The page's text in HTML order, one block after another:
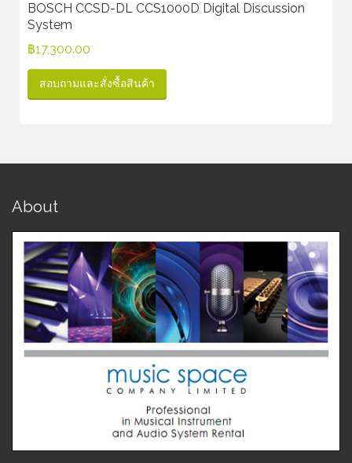
BOSCH CCSD-DL CCS1000D Digital Discussion
System
฿17,300.00
สอบถามและสั่งซื้อสินค้า
About